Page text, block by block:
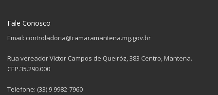
Fale Conosco
Email: controladoria@camaramantena.mg.gov.br
Rua vereador Victor Campos de Queiróz, 383 Centro, Mantena.
CEP.35.290.000
Telefone: (33) 9 9982-7960